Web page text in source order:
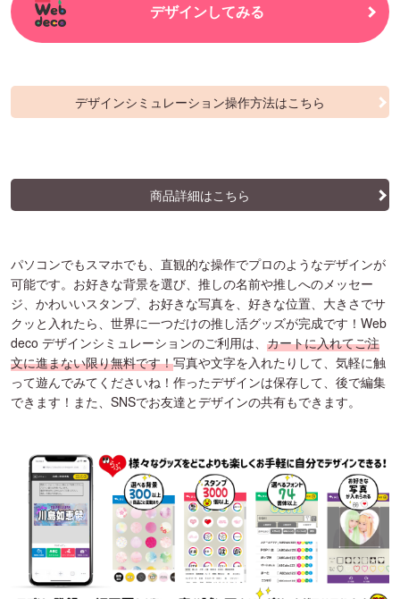
デザインしてみる
デザインシミュレーション操作方法はこちら
商品詳細はこちら
パソコンでもスマホでも、直観的な操作でプロのようなデザインが
可能です。お好きな背景を選び、推しの名前や推しへのメッセー
ジ、かわいいスタンプ、お好きな写真を、好きな位置、大きさでサ
クッと入れたら、世界に一つだけの推し活グッズが完成です！Web
deco デザインシミュレーションのご利用は、 カートに入れてご注
文に進まない限り無料です！写真や文字を入れたりして、気軽に触
って遊んでみてくださいね！作ったデザインは保存して、後で編集
できます！また、SNSでお友達とデザインの共有もできます。